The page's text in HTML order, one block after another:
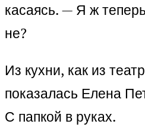
касаясь. — Я ж
не?
Из кухни, как из
показалась Елена
С папкой в руках.